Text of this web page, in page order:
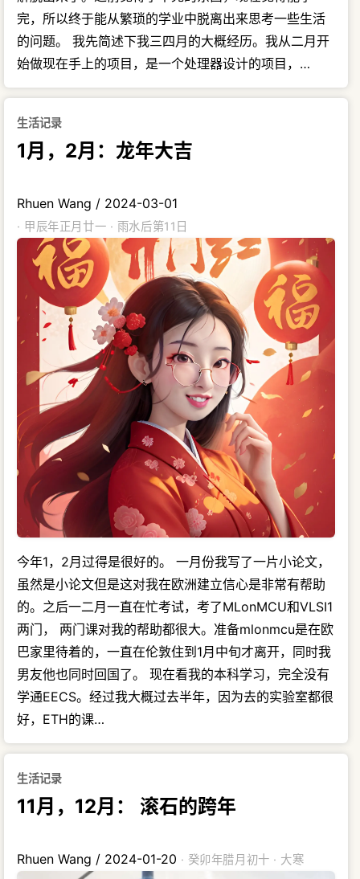
完，所以终于能从繁琐的学业中脱离出来思考一些生活
的问题。 我先简述下我三四月的大概经历。我从二月开
始做现在手上的项目，是一个处理器设计的项目，…
生活记录
1月，2月：龙年大吉
Rhuen Wang / 2024-03-01
· 甲辰年正月廿一 · 雨水后第11日
今年1，2月过得是很好的。 一月份我写了一片小论文，
虽然是小论文但是这对我在欧洲建立信心是非常有帮助
的。之后一二月一直在忙考试，考了MLonMCU和VLSI1
两门， 两门课对我的帮助都很大。准备mlonmcu是在欧
巴家里待着的，一直在伦敦住到1月中旬才离开，同时我
男友他也同时回国了。 现在看我的本科学习，完全没有
学通EECS。经过我大概过去半年，因为去的实验室都很
好，ETH的课…
生活记录
11月，12月： 滚石的跨年
Rhuen Wang / 2024-01-20 · 癸卯年腊月初十 · 大寒